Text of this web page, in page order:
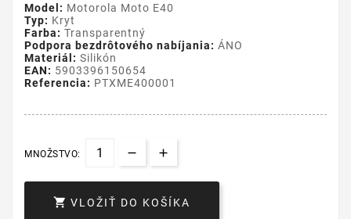
Model: Motorola Moto E40
Typ: Kryt
Farba: Transparentný
Podpora bezdrôtového nabíjania: ÁNO
Materiál: Silikón
EAN: 5903396150654
Referencia: PTXME400001
MNOŽSTVO:
 VLOŽIŤ DO KOŠÍKA